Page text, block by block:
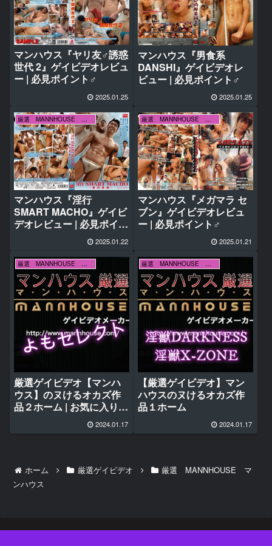
マンハウス『ヤリ友♂誘惑
世代 2』ゲイビデオレビュ
ー | 必見ポイント♂
2025.01.25
マンハウス『男食系
DANSHI』ゲイビデオレ
ビュー | 必見ポイント♂
2025.01.25
厳選 MANNHOUSE マンハウス
マンハウス『淫行
SMART MACHO』ゲイビ
デオレビュー | 必見ポイン
2025.01.22
厳選 MANNHOUSE マンハウス
マンハウス『メガマラ セ
ブン』ゲイビデオレビュ
ー | 必見ポイント♂
2025.01.21
厳選ゲイビデオ【マンハ
ウス】のヌけるオカズ作
品２ホーム | お気に入りレ
2024.01.17
【厳選ゲイビデオ】マン
ハウスのヌけるオカズ作
品１ホーム
2024.01.17
ホーム 厳選ゲイビデオ
厳選 MANNHOUSE マ
ンハウス